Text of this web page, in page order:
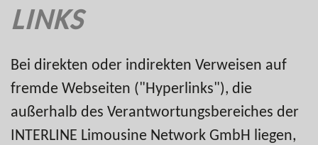
LINKS
Bei direkten oder indirekten Verweisen auf
fremde Webseiten ("Hyperlinks"), die
außerhalb des Verantwortungsbereiches der
INTERLINE Limousine Network GmbH liegen,